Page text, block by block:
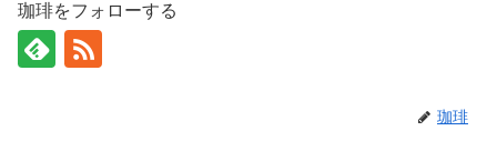
珈琲をフォローする
珈琲